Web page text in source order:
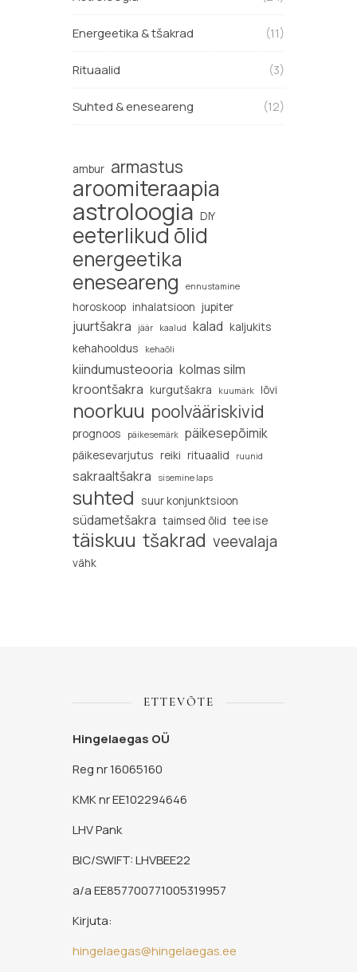
Energeetika & tšakrad (11)
Rituaalid (3)
Suhted & eneseareng (12)
ambur armastus
aroomiteraapia
astroloogia DIY
eeterlikud õlid
energeetika
eneseareng
ennustamine
horoskoop inhalatsioon jupiter
juurtšakra jäär kaalud kalad kaljukits
kehahooldus
kehaõli
kiindumusteooria kolmas silm
kroontšakra kurgutšakra kuumärk lõvi
noorkuu poolvääriskivid
prognoos päikesemärk päikesepõimik
päikesevarjutus reiki rituaalid ruunid
sakraaltšakra sisemine laps
suhted suur konjunktsioon
südametšakra taimsed õlid tee ise
täiskuu tšakrad veevalaja
vähk
ETTEVÕTE
Hingelaegas OÜ
Reg nr 16065160
KMK nr EE102294646
LHV Pank
BIC/SWIFT: LHVBEE22
a/a EE857700771005319957
Kirjuta:
hingelaegas@hingelaegas.ee